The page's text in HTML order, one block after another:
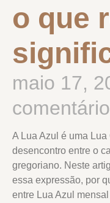
o que
maio 17,
comentário
A Lua Azul é uma
desencontro entre o
gregoriano. Neste
essa expressão, por
entre Lua Azul